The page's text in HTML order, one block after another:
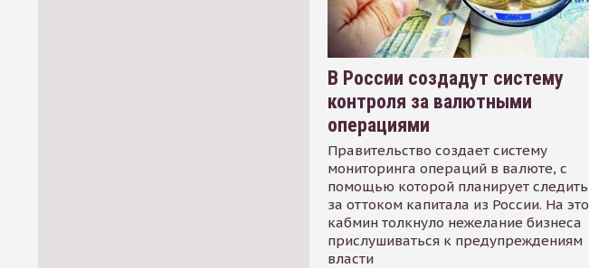
В России создадут систему
контроля за валютными
операциями
Правительство создает систему
мониторинга операций в валюте, с
помощью которой планирует следить
за оттоком капитала из России. На это
кабмин толкнуло нежелание бизнеса
прислушиваться к предупреждениям
власти